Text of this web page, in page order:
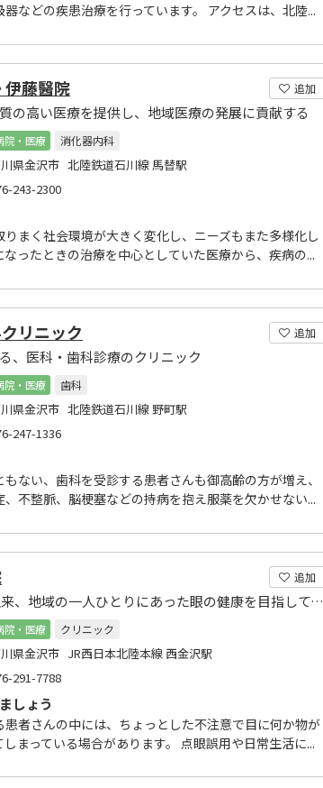
などの疾患治療を行っています。 アクセスは、北陸...
追加
伊藤醫院
の高い医療を提供し、地域医療の発展に貢献する
院・医療
消化器内科
県金沢市 北陸鉄道石川線 馬替駅
243-2300
まく社会環境が大きく変化し、ニーズもまた多様化し
ったときの治療を中心としていた医療から、疾病の...
追加
リニック
、医科・歯科診療のクリニック
院・医療
歯科
県金沢市 北陸鉄道石川線 野町駅
247-1336
ない、歯科を受診する患者さんも御高齢の方が増え、
、不整脈、脳梗塞などの持病を抱え服薬を欠かせない...
追加
1983年の開院以来、地域の一人ひとりにあった眼の健康を目指してます
院・医療
クリニック
県金沢市 JR西日本北陸本線 西金沢駅
291-7788
しょう
患者さんの中には、ちょっとした不注意で目に何か物が
まっている場合があります。 点眼誤用や日常生活に...